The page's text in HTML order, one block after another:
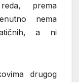
prema
nema
a ni
drugog